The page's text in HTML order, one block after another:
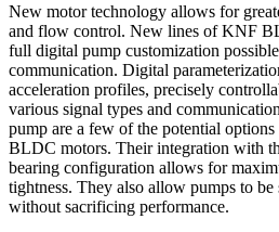
New motor technology allows for
and flow control. New lines of KNF
full digital pump customization
communication. Digital
acceleration profiles, precisely
various signal types and
pump are a few of the potential
BLDC motors. Their integration with
bearing configuration allows for
tightness. They also allow pumps to
without sacrificing performance.